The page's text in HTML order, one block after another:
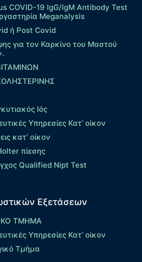
COVID-19 IgG/IgM Antibody Test
Meganalysis
ή Post Covid
για τον Καρκίνο του Μαστού
Ιός
Υπηρεσίες Κατ’ οίκον
κατ’ οίκον
πίεσης
Qualified Nipt Test
Εξετάσεων
ΤΜΗΜΑ
Υπηρεσίες Κατ’ οίκον
Τμήμα